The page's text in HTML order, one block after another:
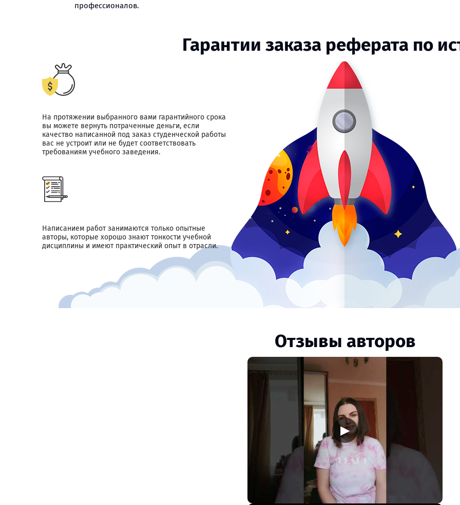
профессионалов.
Гарантии заказа реферата по
На протяжении выбранного вами гарантийного срока
вы можете вернуть потраченные деньги, если
качество написанной под заказ студенческой работы
вас не устроит или не будет соответствовать
требованиям учебного заведения.
Написанием работ занимаются только опытные
авторы, которые хорошо знают тонкости учебной
дисциплины и имеют практический опыт в отрасли.
Отзывы авторов
▶